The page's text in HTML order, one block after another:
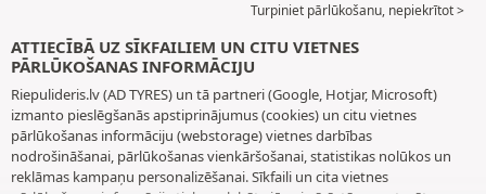
Turpiniet pārlūkošanu, nepiekrītot >
ATTIECĪBĀ UZ SĪKFAILIEM UN CITU VIETNES
PĀRLŪKOŠANAS INFORMĀCIJU
Riepulideris.lv (AD TYRES) un tā partneri (Google, Hotjar, Microsoft)
izmanto pieslēgšanās apstiprinājumus (cookies) un citu vietnes
pārlūkošanas informāciju (webstorage) vietnes darbības
nodrošināšanai, pārlūkošanas vienkāršošanai, statistikas nolūkos un
reklāmas kampaņu personalizēšanai. Sīkfaili un cita vietnes